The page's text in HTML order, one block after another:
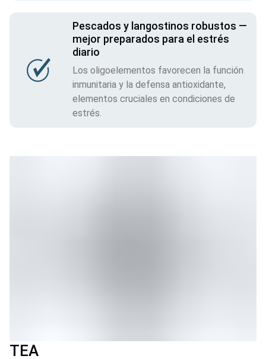
Pescados y langostinos robustos —
mejor preparados para el estrés
diario
Los oligoelementos favorecen la función
inmunitaria y la defensa antioxidante,
elementos cruciales en condiciones de
estrés.
TEA